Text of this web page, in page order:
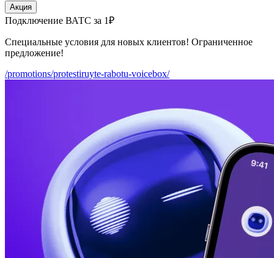
Акция
Подключение ВАТС за 1₽
Специальные условия для новых клиентов! Ограниченное
предложение!
/promotions/protestiruyte-rabotu-voicebox/